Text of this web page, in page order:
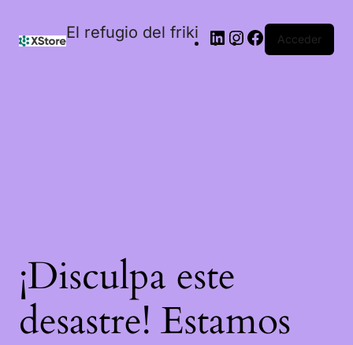
El refugio del friki Acceder
¡Disculpa este
desastre! Estamos